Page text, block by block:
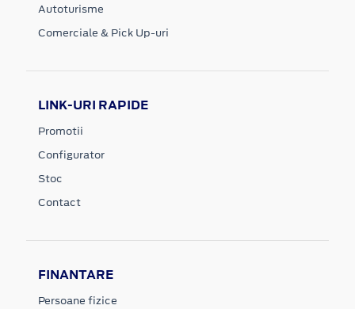
Autoturisme
Comerciale & Pick Up-uri
LINK-URI RAPIDE
Promotii
Configurator
Stoc
Contact
FINANTARE
Persoane fizice